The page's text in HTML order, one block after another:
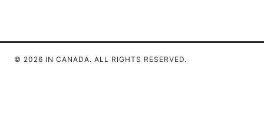
© 2026 IN CANADA. ALL RIGHTS RESERVED.